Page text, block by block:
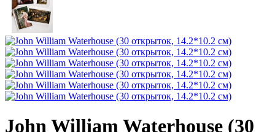
John William Waterhouse (30